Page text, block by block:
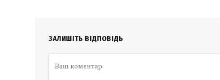
ЗАЛИШІТЬ ВІДПОВІДЬ